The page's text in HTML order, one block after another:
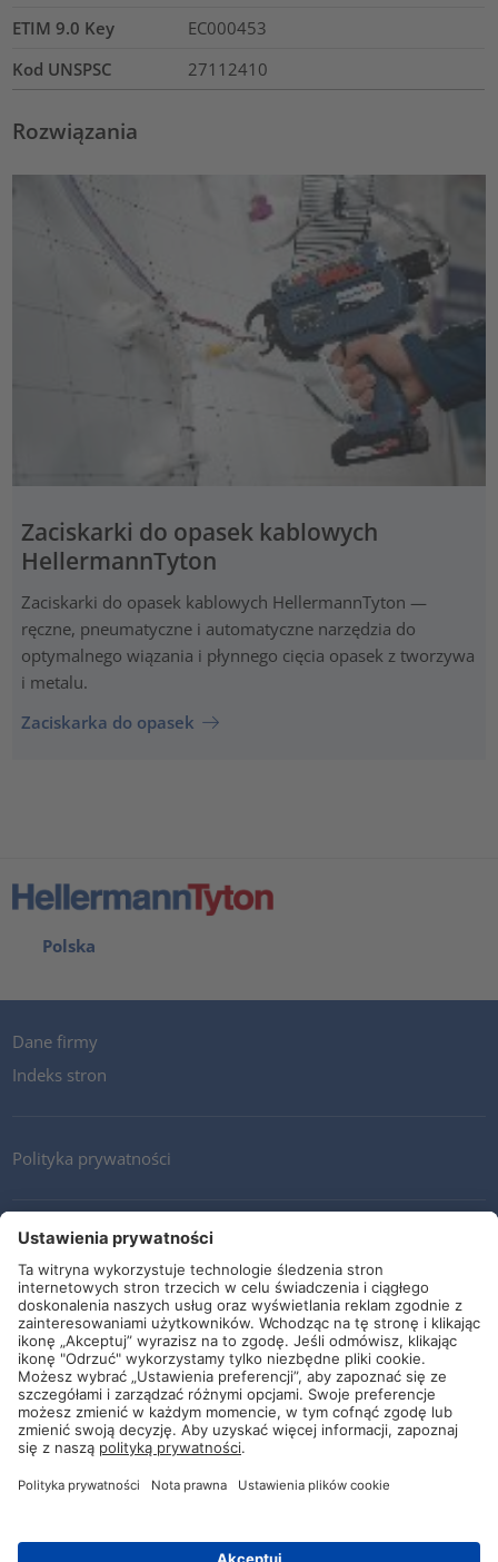
ETIM 9.0 Key
EC000453
Kod UNSPSC
27112410
Rozwiązania
Zaciskarki do opasek kablowych
HellermannTyton
Zaciskarki do opasek kablowych HellermannTyton —
ręczne, pneumatyczne i automatyczne narzędzia do
optymalnego wiązania i płynnego cięcia opasek z tworzywa
i metalu.
Zaciskarka do opasek
Polska
Dane firmy
Indeks stron
Polityka prywatności
Kontakt
Newsletter
Ogólne warunki i dostawy
Wytyczne i zobowiązania
Media społecznościowe